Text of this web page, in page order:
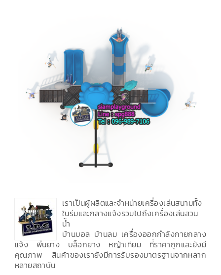
เราเป็นผู้ผลิตและจำหน่ายเครื่องเล่นสนามทั้ง
ในร่มและกลางแจ้งรวมไปถึงเครื่องเล่นสวน
น้ำ
บ้านบอล บ้านลม เครื่องออกกำลังกายกลาง
แจ้ง พื้นยาง บล็อกยาง หญ้าเทียม ที่ราคาถูกและยังมี
คุณภาพ สินค้าของเรายังมีการรับรองมาตรฐานจากหลาก
หลายสถาบัน